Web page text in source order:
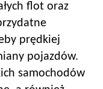
flot oraz
prędkiej
pojazdów.
samochodów